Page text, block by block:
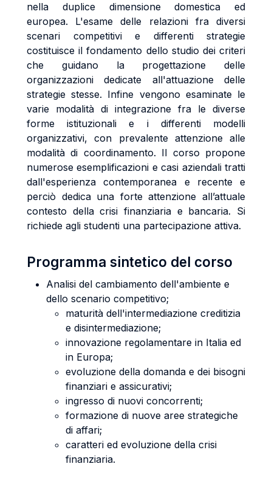
nella duplice dimensione domestica ed
europea. L'esame delle relazioni fra diversi
scenari competitivi e differenti strategie
costituisce il fondamento dello studio dei criteri
che guidano la progettazione delle
organizzazioni dedicate all'attuazione delle
strategie stesse. Infine vengono esaminate le
varie modalità di integrazione fra le diverse
forme istituzionali e i differenti modelli
organizzativi, con prevalente attenzione alle
modalità di coordinamento. Il corso propone
numerose esemplificazioni e casi aziendali tratti
dall'esperienza contemporanea e recente e
perciò dedica una forte attenzione all’attuale
contesto della crisi finanziaria e bancaria. Si
richiede agli studenti una partecipazione attiva.
Programma sintetico del corso
Analisi del cambiamento dell'ambiente e
dello scenario competitivo;
maturità dell'intermediazione creditizia
e disintermediazione;
innovazione regolamentare in Italia ed
in Europa;
evoluzione della domanda e dei bisogni
finanziari e assicurativi;
ingresso di nuovi concorrenti;
formazione di nuove aree strategiche
di affari;
caratteri ed evoluzione della crisi
finanziaria.